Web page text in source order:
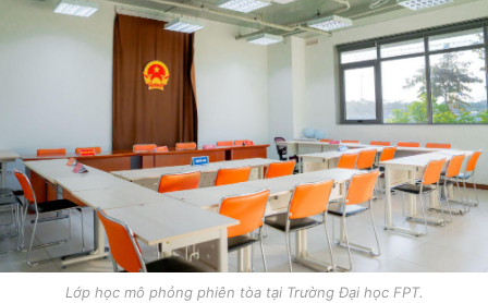
Lớp học mô phỏng phiên tòa tại Trường Đại học FPT.